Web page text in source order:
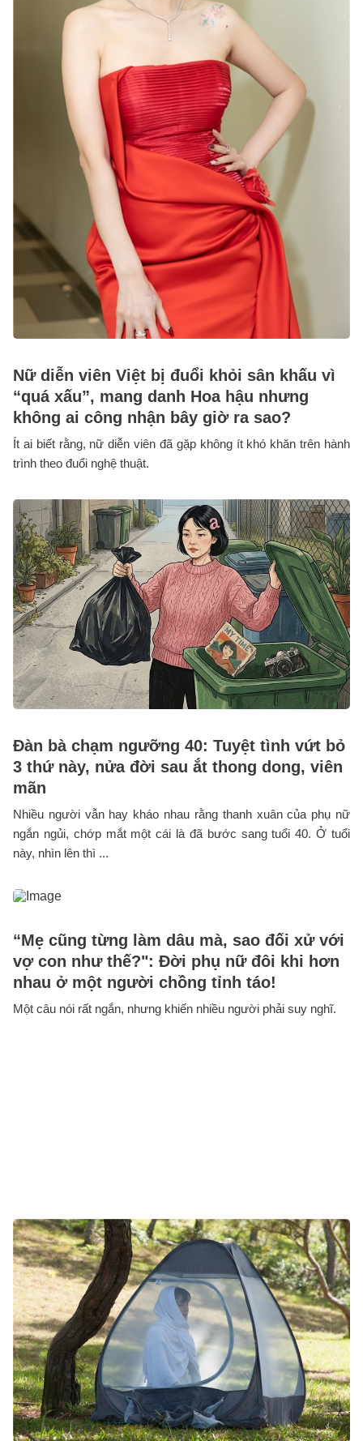
Nữ diễn viên Việt bị đuổi khỏi sân khấu vì
“quá xấu”, mang danh Hoa hậu nhưng
không ai công nhận bây giờ ra sao?
Ít ai biết rằng, nữ diễn viên đã gặp không ít khó khăn trên hành
trình theo đuổi nghệ thuật.
Đàn bà chạm ngưỡng 40: Tuyệt tình vứt bỏ
3 thứ này, nửa đời sau ắt thong dong, viên
mãn
Nhiều người vẫn hay kháo nhau rằng thanh xuân của phụ nữ
ngắn ngủi, chớp mắt một cái là đã bước sang tuổi 40. Ở tuổi
này, nhìn lên thì ...
“Mẹ cũng từng làm dâu mà, sao đối xử với
vợ con như thế?": Đời phụ nữ đôi khi hơn
nhau ở một người chồng tỉnh táo!
Một câu nói rất ngắn, nhưng khiến nhiều người phải suy nghĩ.